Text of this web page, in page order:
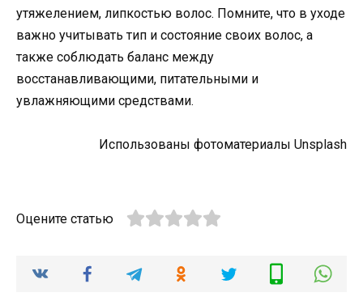
утяжелением, липкостью волос. Помните, что в уходе
важно учитывать тип и состояние своих волос, а
также соблюдать баланс между
восстанавливающими, питательными и
увлажняющими средствами.
Использованы фотоматериалы Unsplash
Оцените статью